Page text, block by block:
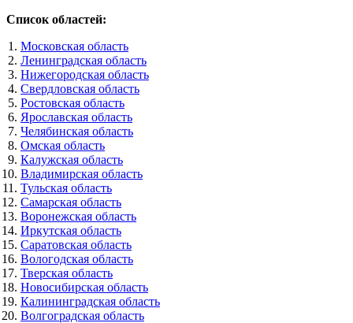
Список областей:
Московская область
Ленинградская область
Нижегородская область
Свердловская область
Ростовская область
Ярославская область
Челябинская область
Омская область
Калужская область
Владимирская область
Тульская область
Самарская область
Воронежская область
Иркутская область
Саратовская область
Вологодская область
Тверская область
Новосибирская область
Калининградская область
Волгоградская область